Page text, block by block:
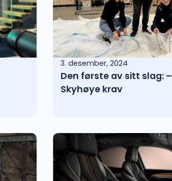
3. desember, 2024
Den første av sitt slag: –
Skyhøye krav